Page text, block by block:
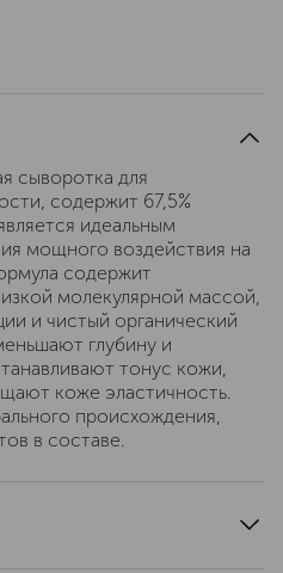
сыворотка для
содержит 67,5%
идеальным
мощного воздействия на
содержит
молекулярной массой,
и чистый органический
глубину и
тонус кожи,
коже эластичность.
происхождения,
в составе.